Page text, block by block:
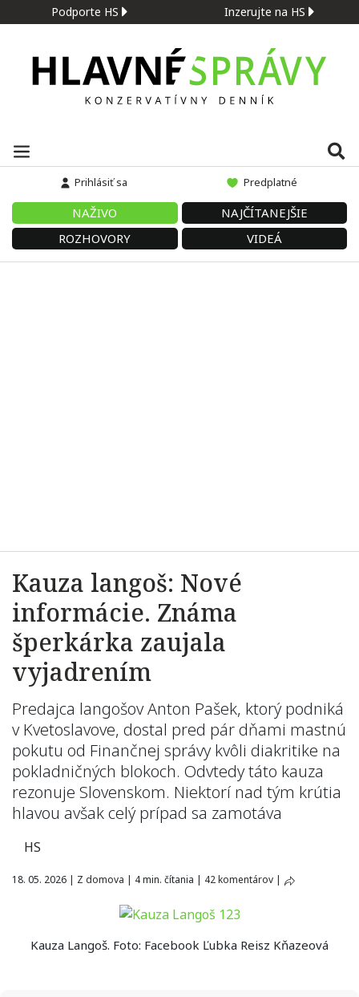
Podporte HS Inzerujte na HS
Prihlásiť sa Predplatné
NAŽIVO
NAJČÍTANEJŠIE
ROZHOVORY
VIDEÁ
Kauza langoš: Nové
informácie. Známa
šperkárka zaujala
vyjadrením
Predajca langošov Anton Pašek, ktorý podniká
v Kvetoslavove, dostal pred pár dňami mastnú
pokutu od Finančnej správy kvôli diakritike na
pokladničných blokoch. Odvtedy táto kauza
rezonuje Slovenskom. Niektorí nad tým krútia
hlavou avšak celý prípad sa zamotáva
HS
18. 05. 2026 | Z domova | 4 min. čítania | 42 komentárov |
Kauza Langoš. Foto: Facebook Ľubka Reisz Kňazeová